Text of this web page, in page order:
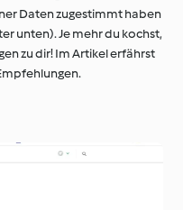
Daten zugestimmt haben
unten). Je mehr du kochst,
zu dir! Im Artikel erfährst